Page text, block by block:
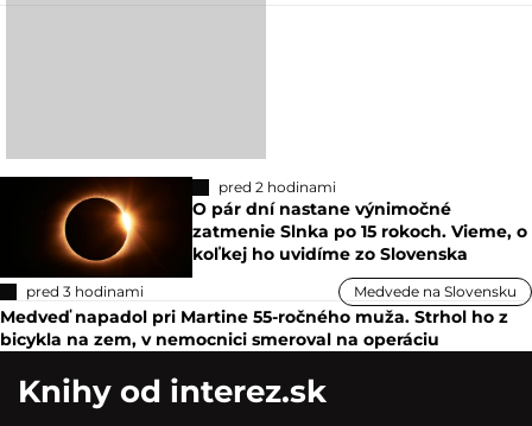
pred 2 hodinami
O pár dní nastane výnimočné
zatmenie Slnka po 15 rokoch. Vieme, o
koľkej ho uvidíme zo Slovenska
pred 3 hodinami Medvede na Slovensku
Medveď napadol pri Martine 55-ročného muža. Strhol ho z
bicykla na zem, v nemocnici smeroval na operáciu
Knihy od interez.sk